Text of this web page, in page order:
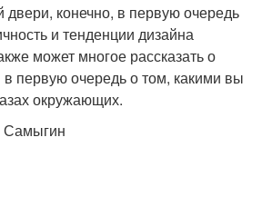
конечно, в первую очередь
и тенденции дизайна
может многое рассказать о
первую очередь о том, какими вы
окружающих.
Самыгин